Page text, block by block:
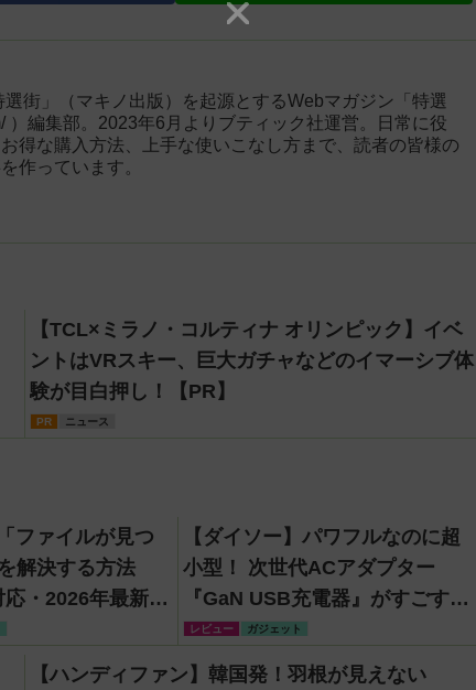
街」（マキノ出版）を起源とするWebマガジン「特選
）編集部。2023年6月よりブティック社運営。日常に役
得な購入方法、上手な使いこなし方まで、読者の皆様の
作っています。
【TCL×ミラノ・コルティナ オリンピック】イベ
ントはVRスキー、巨大ガチャなどのイマーシブ体
験が目白押し！【PR】
PR ニュース
ファイルが見つ
解決する方法
応・2026年最新
【ダイソー】パワフルなのに超
小型！ 次世代ACアダプター
『GaN USB充電器』がすごすぎ
る！
レビュー ガジェット
【ハンディファン】韓国発！羽根が見えない